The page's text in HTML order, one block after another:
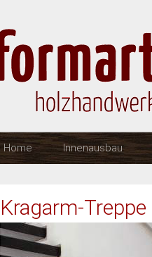
Home
Innenausbau
Kragarm-Treppe